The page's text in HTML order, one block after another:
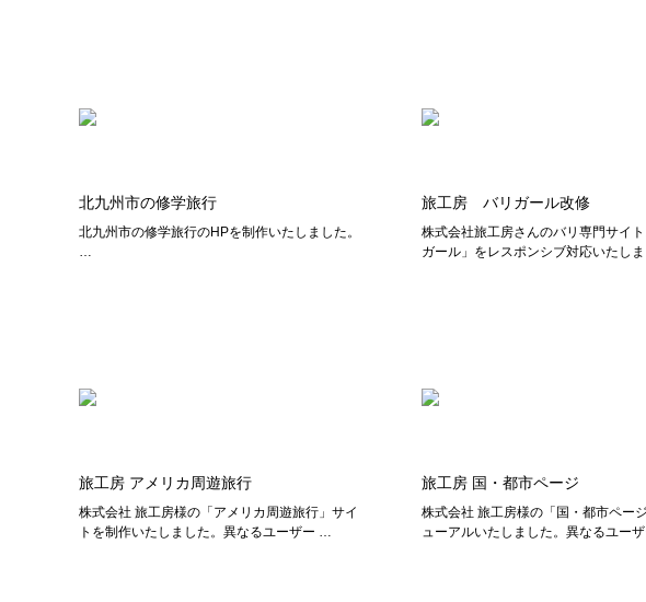
北九州市の修学旅行
北九州市の修学旅行のHPを制作いたしました。
…
旅工房 バリガール改修
株式会社旅工房さんのバリ専門サイト
ガール」をレスポンシブ対応いたし
旅工房 アメリカ周遊旅行
株式会社 旅工房様の「アメリカ周遊旅行」サイ
トを制作いたしました。異なるユーザー …
旅工房 国・都市ページ
株式会社 旅工房様の「国・都市ペー
ューアルいたしました。異なるユー